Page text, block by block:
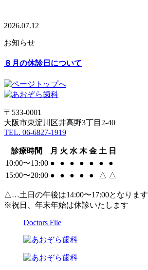
2026.07.12
お知らせ
８月の休診日について
〒533-0001
大阪市東淀川区井高野3丁目2-40
TEL. 06-6827-1919
診療時間 月 火 水 木 金 土 日
10:00〜13:00 ● ● ● ● ● ●
●
15:00〜20:00 ● ● ● ● ● △ △
△…土日の午後は14:00〜17:00となります
※祝日、年末年始は休診いたします
Doctors File